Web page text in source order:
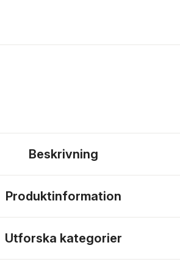
Beskrivning
Produktinformation
Utforska kategorier